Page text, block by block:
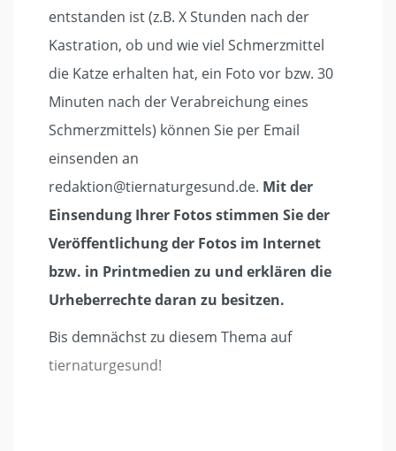
entstanden ist (z.B. X Stunden nach der
Kastration, ob und wie viel Schmerzmittel
die Katze erhalten hat, ein Foto vor bzw. 30
Minuten nach der Verabreichung eines
Schmerzmittels) können Sie per Email
einsenden an
redaktion@tiernaturgesund.de. Mit der
Einsendung Ihrer Fotos stimmen Sie der
Veröffentlichung der Fotos im Internet
bzw. in Printmedien zu und erklären die
Urheberrechte daran zu besitzen.
Bis demnächst zu diesem Thema auf
tiernaturgesund!